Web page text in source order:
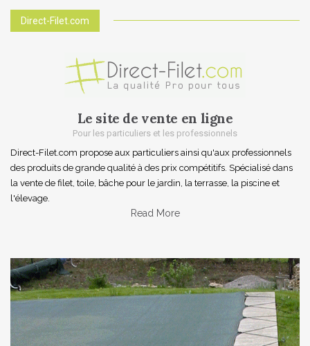
Direct-Filet.com
Le site de vente en ligne
Pour les particuliers et les professionnels
Direct-Filet.com propose aux particuliers ainsi qu'aux professionnels
des produits de grande qualité à des prix compétitifs. Spécialisé dans
la vente de filet, toile, bâche pour le jardin, la terrasse, la piscine et
l'élevage.
Read More